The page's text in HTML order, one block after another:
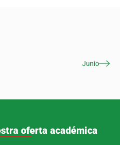
Junio
oferta académica